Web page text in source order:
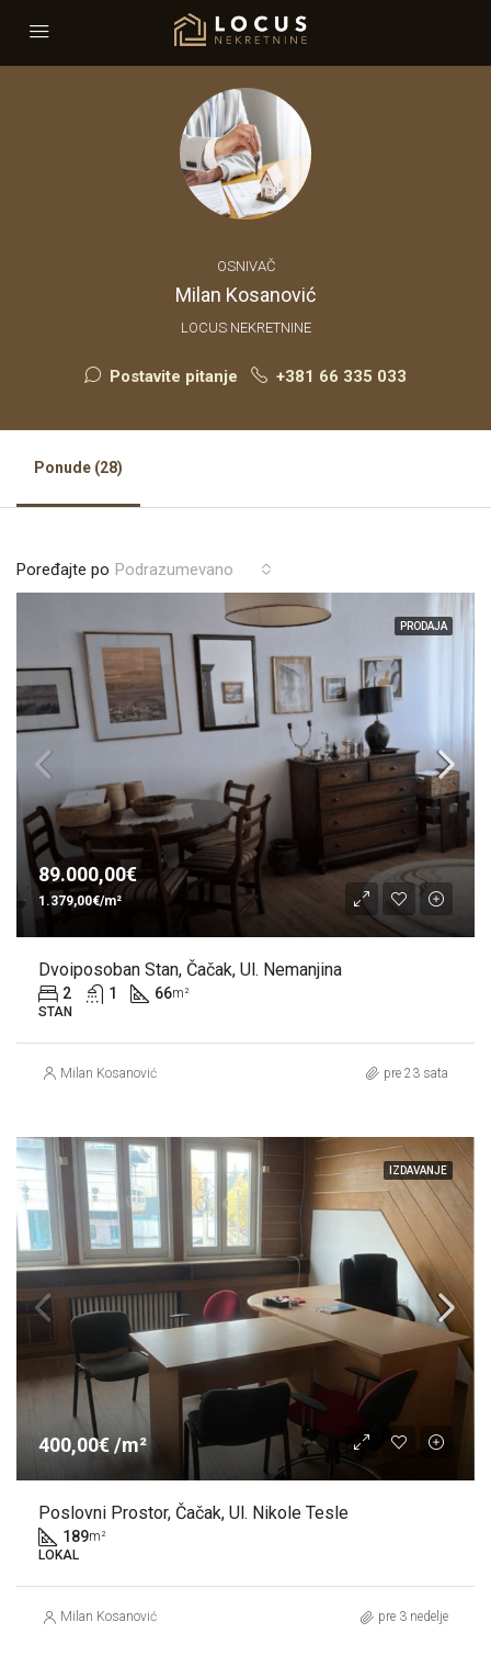
OSNIVAČ
Milan Kosanović
LOCUS NEKRETNINE
Postavite pitanje +381 66 335 033
Ponude (28)
Poređajte po Podrazumevano
PRODAJA
89.000,00€
1.379,00€/m²
Dvoiposoban Stan, Čačak, Ul. Nemanjina
2 1 66m²
STAN
Milan Kosanović pre 23 sata
IZDAVANJE
400,00€ /m²
Poslovni Prostor, Čačak, Ul. Nikole Tesle
189m²
LOKAL
Milan Kosanović pre 3 nedelje